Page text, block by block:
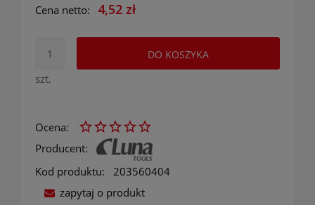
Cena netto: 4,52 zł
szt.
DO KOSZYKA
Ocena:
Producent:
Kod produktu:
203560404
zapytaj o produkt